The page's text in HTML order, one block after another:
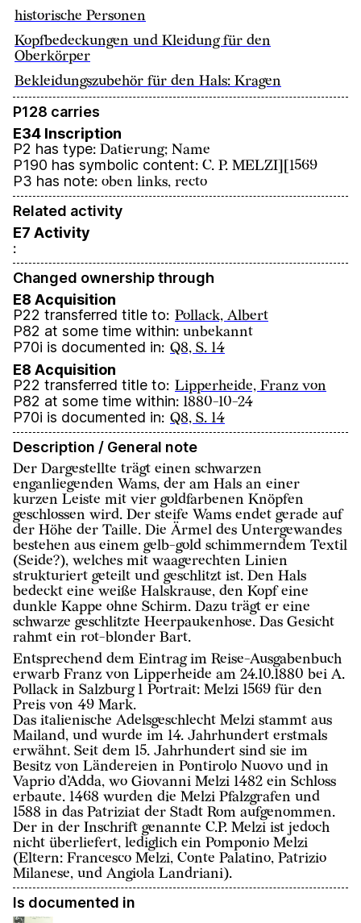
historische Personen
Kopfbedeckungen und Kleidung für den
Oberkörper
Bekleidungszubehör für den Hals: Kragen
P128 carries
E34 Inscription
P2 has type: Datierung; Name
P190 has symbolic content: C. P. MELZI][1569
P3 has note: oben links, recto
Related activity
E7 Activity
:
Changed ownership through
E8 Acquisition
P22 transferred title to: Pollack, Albert
P82 at some time within: unbekannt
P70i is documented in: Q8, S. 14
E8 Acquisition
P22 transferred title to: Lipperheide, Franz von
P82 at some time within: 1880-10-24
P70i is documented in: Q8, S. 14
Description / General note
Der Dargestellte trägt einen schwarzen
enganliegenden Wams, der am Hals an einer
kurzen Leiste mit vier goldfarbenen Knöpfen
geschlossen wird. Der steife Wams endet gerade auf
der Höhe der Taille. Die Ärmel des Untergewandes
bestehen aus einem gelb-gold schimmerndem Textil
(Seide?), welches mit waagerechten Linien
strukturiert geteilt und geschlitzt ist. Den Hals
bedeckt eine weiße Halskrause, den Kopf eine
dunkle Kappe ohne Schirm. Dazu trägt er eine
schwarze geschlitzte Heerpaukenhose. Das Gesicht
rahmt ein rot-blonder Bart.
Entsprechend dem Eintrag im Reise-Ausgabenbuch
erwarb Franz von Lipperheide am 24.10.1880 bei A.
Pollack in Salzburg 1 Portrait: Melzi 1569 für den
Preis von 49 Mark.
Das italienische Adelsgeschlecht Melzi stammt aus
Mailand, und wurde im 14. Jahrhundert erstmals
erwähnt. Seit dem 15. Jahrhundert sind sie im
Besitz von Ländereien in Pontirolo Nuovo und in
Vaprio d’Adda, wo Giovanni Melzi 1482 ein Schloss
erbaute. 1468 wurden die Melzi Pfalzgrafen und
1588 in das Patriziat der Stadt Rom aufgenommen.
Der in der Inschrift genannte C.P. Melzi ist jedoch
nicht überliefert, lediglich ein Pomponio Melzi
(Eltern: Francesco Melzi, Conte Palatino, Patrizio
Milanese, und Angiola Landriani).
Is documented in